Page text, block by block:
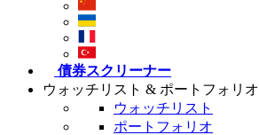
債券スクリーナー
ウォッチリスト & ポートフォリオ
ウォッチリスト
ポートフォリオ